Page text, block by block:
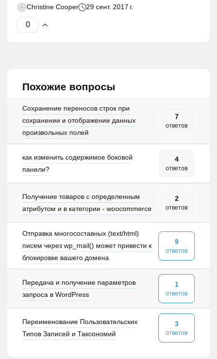
Christine Cooper 29 сент. 2017 г.
Похожие вопросы
Сохранение переносов строк при
сохранении и отображении данных
произвольных полей
7
ответов
как изменить содержимое боковой
панели?
4
ответов
Получение товаров с определенным
атрибутом и в категории - woocommerce
2
ответов
Отправка многосоставных (text/html)
писем через wp_mail() может привести к
блокировке вашего домена
9
ответов
Передача и получение параметров
запроса в WordPress
1
ответов
Переименование Пользовательских
Типов Записей и Таксономий
3
ответов